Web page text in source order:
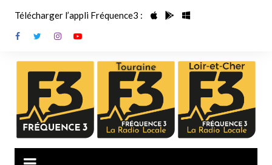
contenu
Télécharger l’appli Fréquence3 :